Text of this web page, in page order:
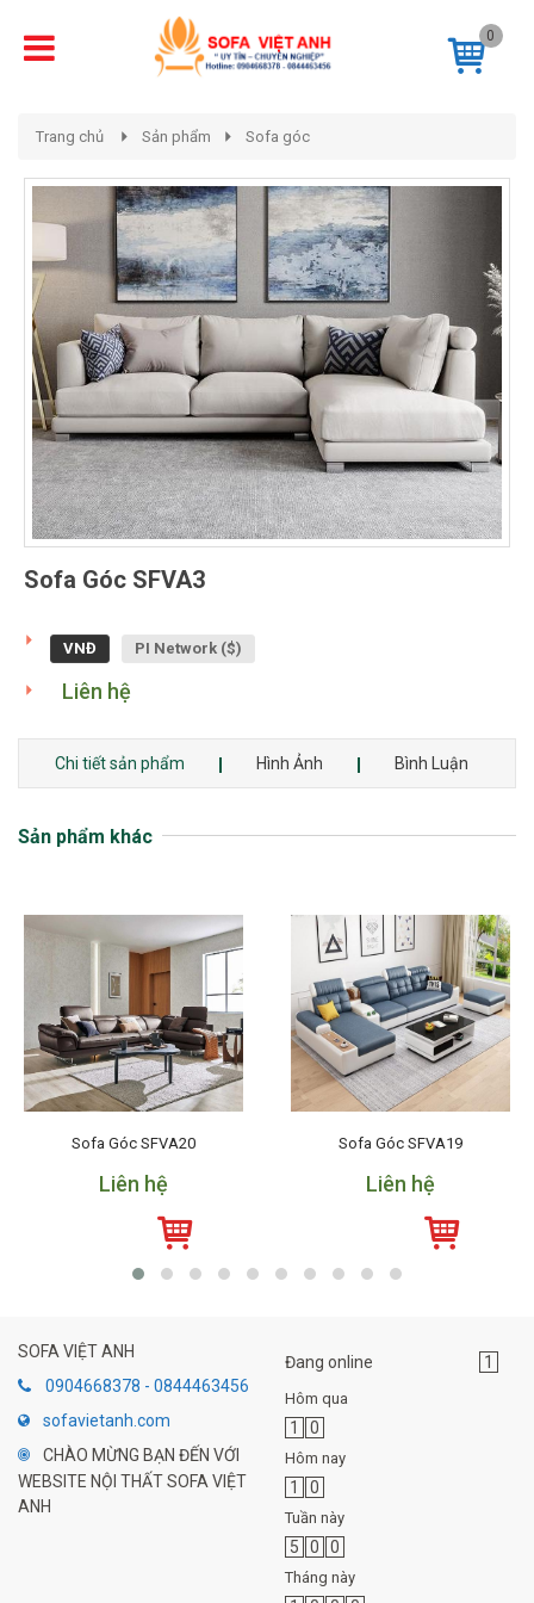
0
Trang chủ Sản phẩm Sofa góc
Sofa Góc SFVA3
VNĐ PI Network ($)
Liên hệ
Chi tiết sản phẩm Hình Ảnh Bình Luận
Sản phẩm khác
Sofa Góc SFVA20
Liên hệ
Sofa Góc SFVA19
Liên hệ
SOFA VIỆT ANH
0904668378 - 0844463456
sofavietanh.com
CHÀO MỪNG BẠN ĐẾN VỚI
WEBSITE NỘI THẤT SOFA VIỆT
ANH
Đang online 1
Hôm qua
1 0
Hôm nay
1 0
Tuần này
5 0 0
Tháng này